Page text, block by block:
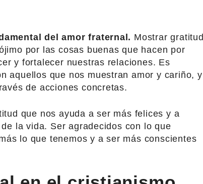
del amor fraternal. Mostrar gratitud
por las cosas buenas que hacen por
y fortalecer nuestras relaciones. Es
aquellos que nos muestran amor y cariño, y
de acciones concretas.
que nos ayuda a ser más felices y a
la vida. Ser agradecidos con lo que
lo que tenemos y a ser más conscientes